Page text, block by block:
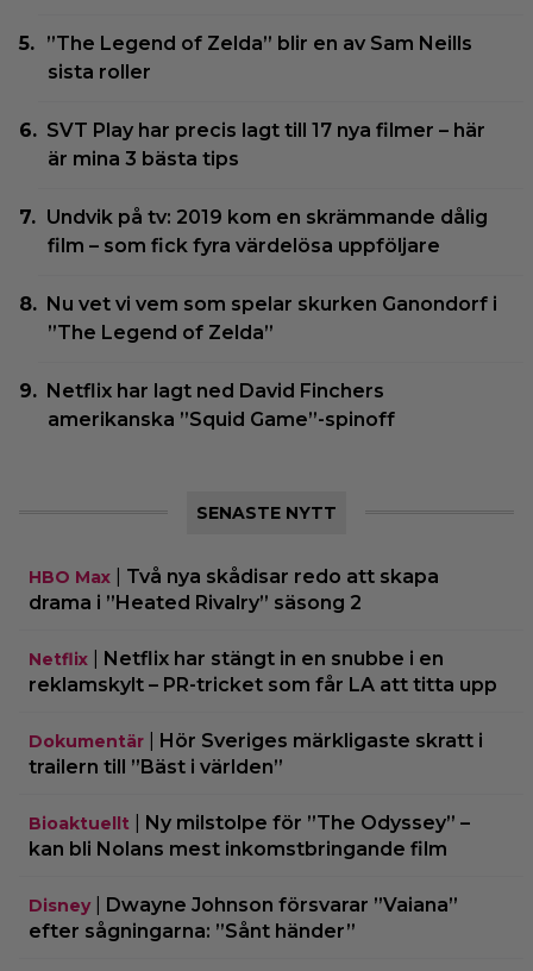
”The Legend of Zelda” blir en av Sam Neills
sista roller
SVT Play har precis lagt till 17 nya filmer – här
är mina 3 bästa tips
Undvik på tv: 2019 kom en skrämmande dålig
film – som fick fyra värdelösa uppföljare
Nu vet vi vem som spelar skurken Ganondorf i
”The Legend of Zelda”
Netflix har lagt ned David Finchers
amerikanska ”Squid Game”-spinoff
SENASTE NYTT
HBO Max
Två nya skådisar redo att skapa
drama i ”Heated Rivalry” säsong 2
Netflix
Netflix har stängt in en snubbe i en
reklamskylt – PR-tricket som får LA att titta upp
Dokumentär
Hör Sveriges märkligaste skratt i
trailern till ”Bäst i världen”
Bioaktuellt
Ny milstolpe för ”The Odyssey” –
kan bli Nolans mest inkomstbringande film
Disney| Dwayne Johnson försvarar ”Vaiana”
efter sågningarna: ”Sånt händer”